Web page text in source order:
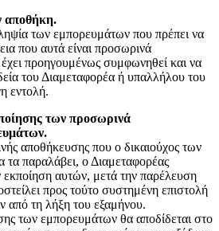
αποθήκη.
των εμπορευμάτων που πρέπει να
που αυτά είναι προσωρινά
προηγουμένως συμφωνηθεί και να
του Διαμεταφορέα ή υπαλλήλου του
εντολή.
των προσωρινά
αποθήκευσης που ο δικαιούχος των
τα παραλάβει, ο Διαμεταφορέας
εκποίηση αυτών, μετά την παρέλευση
προς τούτο συστημένη επιστολή
από τη λήξη του εξαμήνου.
των εμπορευμάτων θα αποδίδεται στο